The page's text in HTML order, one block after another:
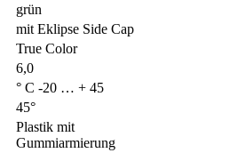
grün
mit Eklipse Side Cap
True Color
6,0
° С -20 … + 45
45°
Plastik mit
Gummiarmierung